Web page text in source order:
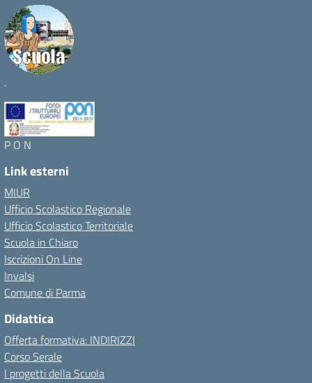
.
P O N
Link esterni
MIUR
Ufficio Scolastico Regionale
Ufficio Scolastico Territoriale
Scuola in Chiaro
Iscrizioni On Line
Invalsi
Comune di Parma
Didattica
Offerta formativa: INDIRIZZI
Corso Serale
I progetti della Scuola